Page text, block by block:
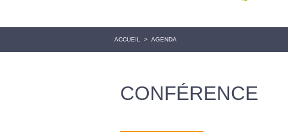
ACCUEIL > AGENDA
CONFÉRENCE